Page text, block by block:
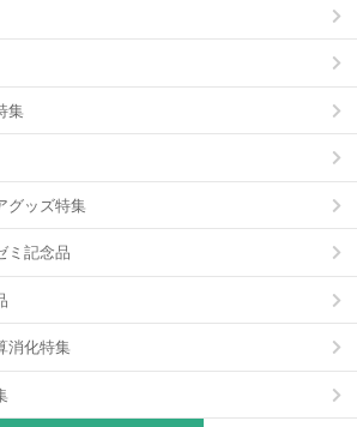
集
グッズ特集
ミ記念品
消化特集